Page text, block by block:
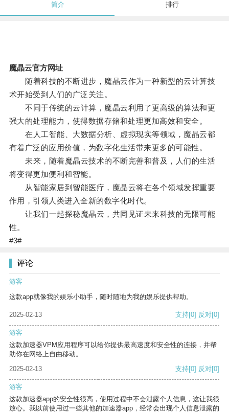
简介 排行
魔晶云官方网址
随着科技的不断进步，魔晶云作为一种新型的云计算技
术开始受到人们的广泛关注。
不同于传统的云计算，魔晶云利用了更高级的算法和更
强大的处理能力，使得数据存储和处理更加高效和安全。
在人工智能、大数据分析、虚拟现实等领域，魔晶云都
有着广泛的应用价值，为数字化生活带来更多的可能性。
未来，随着魔晶云技术的不断完善和普及，人们的生活
将变得更加便利和智能。
从智能家居到智能医疗，魔晶云将在各个领域发挥重要
作用，引领人类进入全新的数字化时代。
让我们一起探秘魔晶云，共同见证未来科技的无限可能
性。
#3#
评论
游客
这款app就像我的娱乐小助手，随时随地为我的娱乐提供帮助。
2025-02-13 支持[0] 反对[0]
游客
这款加速器VPM应用程序可以给你提供最高速度和安全性的连接，并帮
助你在网络上自由移动。
2025-02-13
支持[0] 反对[0]
游客
这款加速器app的安全性很高，使用过程中不会泄露个人信息，这让我很
放心。我以前使用过一些其他的加速器app，经常会出现个人信息泄露的